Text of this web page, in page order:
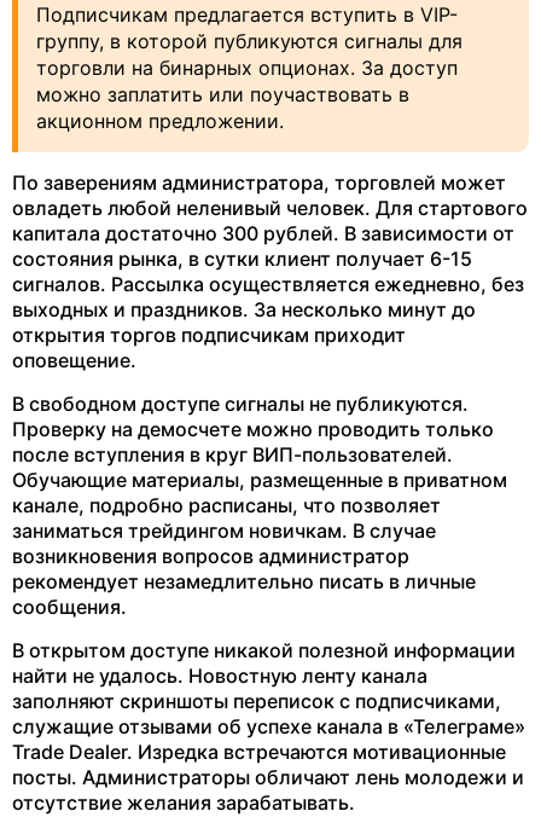
Подписчикам предлагается вступить в VIP-
группу, в которой публикуются сигналы для
торговли на бинарных опционах. За доступ
можно заплатить или поучаствовать в
акционном предложении.
По заверениям администратора, торговлей может
овладеть любой неленивый человек. Для стартового
капитала достаточно 300 рублей. В зависимости от
состояния рынка, в сутки клиент получает 6-15
сигналов. Рассылка осуществляется ежедневно, без
выходных и праздников. За несколько минут до
открытия торгов подписчикам приходит
оповещение.
В свободном доступе сигналы не публикуются.
Проверку на демосчете можно проводить только
после вступления в круг ВИП-пользователей.
Обучающие материалы, размещенные в приватном
канале, подробно расписаны, что позволяет
заниматься трейдингом новичкам. В случае
возникновения вопросов администратор
рекомендует незамедлительно писать в личные
сообщения.
В открытом доступе никакой полезной информации
найти не удалось. Новостную ленту канала
заполняют скриншоты переписок с подписчиками,
служащие отзывами об успехе канала в «Телеграме»
Trade Dealer. Изредка встречаются мотивационные
посты. Администраторы обличают лень молодежи и
отсутствие желания зарабатывать.